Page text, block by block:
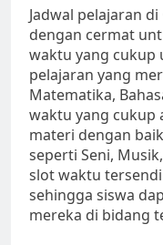
Jadwal pelajaran
dengan cermat
waktu yang cukup
pelajaran yang
Matematika,
waktu yang cukup
materi dengan
seperti Seni,
slot waktu
sehingga siswa
mereka di bidang